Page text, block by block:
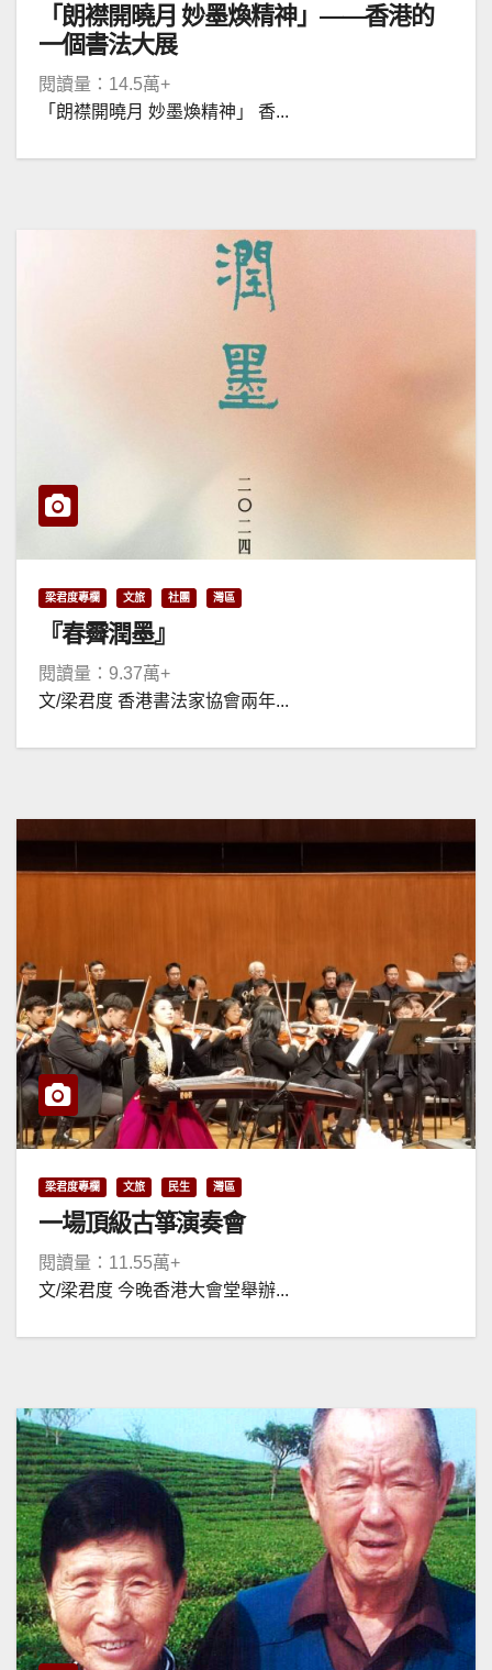
「朗襟開曉月 妙墨煥精神」——香港的
一個書法大展
閱讀量：14.5萬+
「朗襟開曉月 妙墨煥精神」 香...
梁君度專欄 文旅 社團 灣區
『春霽潤墨』
閱讀量：9.37萬+
文/梁君度 香港書法家協會兩年...
梁君度專欄 文旅 民生 灣區
一場頂級古箏演奏會
閱讀量：11.55萬+
文/梁君度 今晚香港大會堂舉辦...